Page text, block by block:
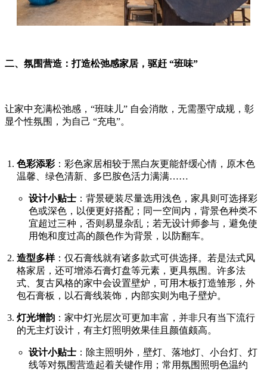
二、氛围营造：打造松弛感家居，驱赶 “班味”
让家中充满松弛感，“班味儿” 自会消散，无需墨守成规，彰
显个性氛围，为自己 “充电”。
色彩添彩：彩色家居相较于黑白灰更能舒缓心情，原木色
温馨、绿色清新、多巴胺色活力满满……
设计小贴士 ：背景硬装尽量选用浅色，家具则可选择彩
色或深色，以便更好搭配；同一空间内，背景色种类不
宜超过三种，否则易显杂乱；若无设计师参与，避免使
用饱和度过高的颜色作为背景，以防翻车。
造型多样：仅石膏线就有诸多款式可供选择。若是法式风
格家居，还可增添石膏灯盘等元素，更具氛围。许多法
式、复古风格的家中会设置壁炉，可用木板打造雏形，外
包石膏板，以石膏线装饰，内部实则为电子壁炉。
灯光增韵 ：家中灯光层次可更加丰富，并非只有当下流行
的无主灯设计，有主灯照明效果佳且颜值颇高。
设计小贴士 ：除主照明外，壁灯、落地灯、小台灯、灯
线等对氛围营造起着关键作用；常用氛围照明色温约